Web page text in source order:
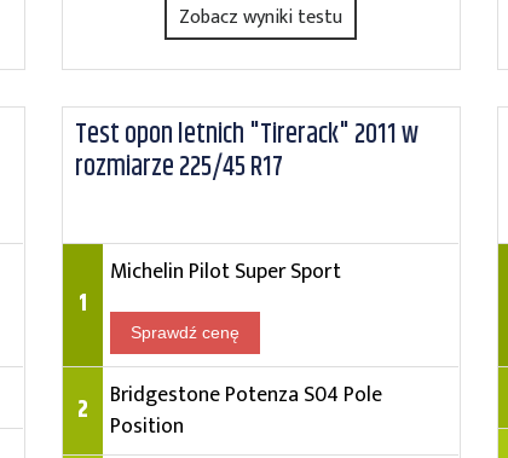
Zobacz wyniki testu
Test opon letnich "Tirerack" 2011 w
rozmiarze 225/45 R17
1
Michelin Pilot Super Sport
Sprawdź cenę
2
Bridgestone Potenza S04 Pole
Position